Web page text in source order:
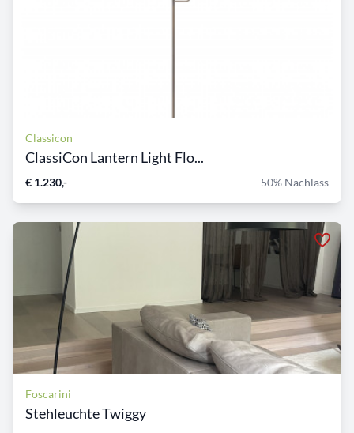
Classicon
ClassiCon Lantern Light Flo...
€ 1.230,- 50% Nachlass
Foscarini
Stehleuchte Twiggy